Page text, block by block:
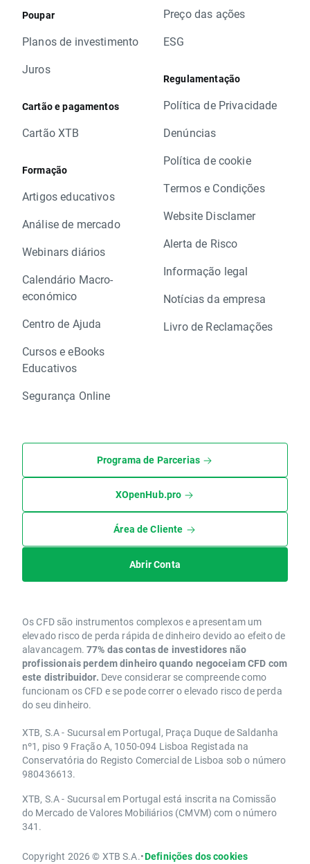
Poupar
Planos de investimento
Juros
Cartão e pagamentos
Cartão XTB
Formação
Artigos educativos
Análise de mercado
Webinars diários
Calendário Macro-
económico
Centro de Ajuda
Cursos e eBooks
Educativos
Segurança Online
Preço das ações
ESG
Regulamentação
Política de Privacidade
Denúncias
Política de cookie
Termos e Condições
Website Disclamer
Alerta de Risco
Informação legal
Notícias da empresa
Livro de Reclamações
Programa de Parcerias
XOpenHub.pro
Área de Cliente
Abrir Conta
Os CFD são instrumentos complexos e apresentam um
elevado risco de perda rápida de dinheiro devido ao efeito de
alavancagem. 77% das contas de investidores não
profissionais perdem dinheiro quando negoceiam CFD com
este distribuidor. Deve considerar se compreende como
funcionam os CFD e se pode correr o elevado risco de perda
do seu dinheiro.
XTB, S.A - Sucursal em Portugal, Praça Duque de Saldanha
nº1, piso 9 Fração A, 1050-094 Lisboa Registada na
Conservatória do Registo Comercial de Lisboa sob o número
980436613.
XTB, S.A - Sucursal em Portugal está inscrita na Comissão
do Mercado de Valores Mobiliários (CMVM) com o número
341.
Copyright 2026 © XTB S.A.•Definições dos cookies